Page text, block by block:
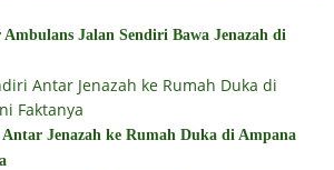
Jalan Sendiri Bawa Jenazah di
Jenazah ke Rumah Duka di Ampana